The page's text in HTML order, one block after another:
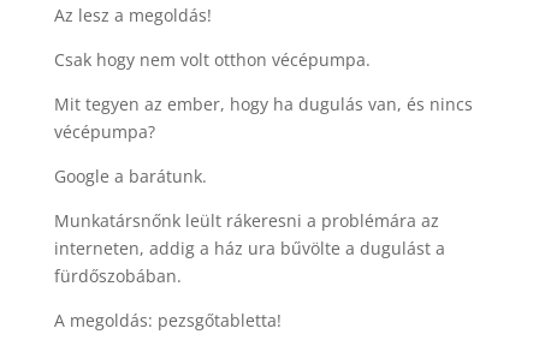
Az lesz a megoldás!
Csak hogy nem volt otthon vécépumpa.
Mit tegyen az ember, hogy ha dugulás van, és nincs
vécépumpa?
Google a barátunk.
Munkatársnőnk leült rákeresni a problémára az
interneten, addig a ház ura bűvölte a dugulást a
fürdőszobában.
A megoldás: pezsgőtabletta!